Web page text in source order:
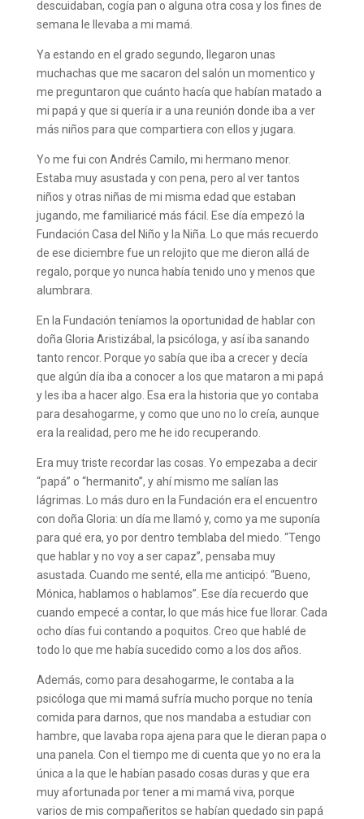
descuidaban, cogía pan o alguna otra cosa y los fines de
semana le llevaba a mi mamá.
Ya estando en el grado segundo, llegaron unas
muchachas que me sacaron del salón un momentico y
me preguntaron que cuánto hacía que habían matado a
mi papá y que si quería ir a una reunión donde iba a ver
más niños para que compartiera con ellos y jugara.
Yo me fui con Andrés Camilo, mi hermano menor.
Estaba muy asustada y con pena, pero al ver tantos
niños y otras niñas de mi misma edad que estaban
jugando, me familiaricé más fácil. Ese día empezó la
Fundación Casa del Niño y la Niña. Lo que más recuerdo
de ese diciembre fue un relojito que me dieron allá de
regalo, porque yo nunca había tenido uno y menos que
alumbrara.
En la Fundación teníamos la oportunidad de hablar con
doña Gloria Aristizábal, la psicóloga, y así iba sanando
tanto rencor. Porque yo sabía que iba a crecer y decía
que algún día iba a conocer a los que mataron a mi papá
y les iba a hacer algo. Esa era la historia que yo contaba
para desahogarme, y como que uno no lo creía, aunque
era la realidad, pero me he ido recuperando.
Era muy triste recordar las cosas. Yo empezaba a decir
“papá” o “hermanito”, y ahí mismo me salían las
lágrimas. Lo más duro en la Fundación era el encuentro
con doña Gloria: un día me llamó y, como ya me suponía
para qué era, yo por dentro temblaba del miedo. “Tengo
que hablar y no voy a ser capaz”, pensaba muy
asustada. Cuando me senté, ella me anticipó: “Bueno,
Mónica, hablamos o hablamos”. Ese día recuerdo que
cuando empecé a contar, lo que más hice fue llorar. Cada
ocho días fui contando a poquitos. Creo que hablé de
todo lo que me había sucedido como a los dos años.
Además, como para desahogarme, le contaba a la
psicóloga que mi mamá sufría mucho porque no tenía
comida para darnos, que nos mandaba a estudiar con
hambre, que lavaba ropa ajena para que le dieran papa o
una panela. Con el tiempo me di cuenta que yo no era la
única a la que le habían pasado cosas duras y que era
muy afortunada por tener a mi mamá viva, porque
varios de mis compañeritos se habían quedado sin papá